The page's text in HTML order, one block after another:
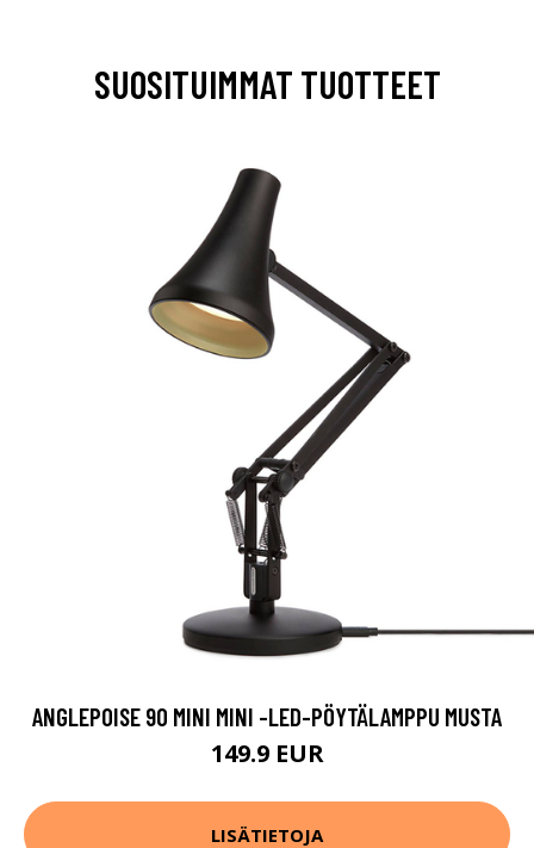
SUOSITUIMMAT TUOTTEET
ANGLEPOISE 90 MINI MINI -LED-PÖYTÄLAMPPU MUSTA
149.9 EUR
LISÄTIETOJA